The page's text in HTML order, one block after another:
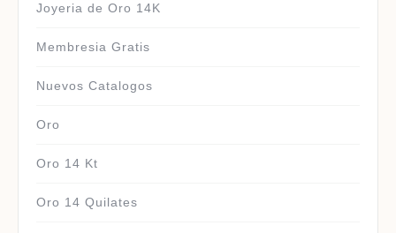
Joyeria de Oro 14K
Membresia Gratis
Nuevos Catalogos
Oro
Oro 14 Kt
Oro 14 Quilates